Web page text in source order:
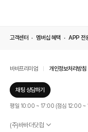
고객센터 멤버십 혜택 APP 전
바바프리미엄 개인정보처리방침
채팅 상담하기
평일 10:00 ~ 17:00 (점심 12:00 ~
(주)바바더닷컴